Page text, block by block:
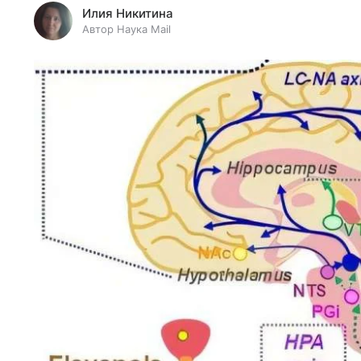
Илия Никитина
Автор Наука Mail